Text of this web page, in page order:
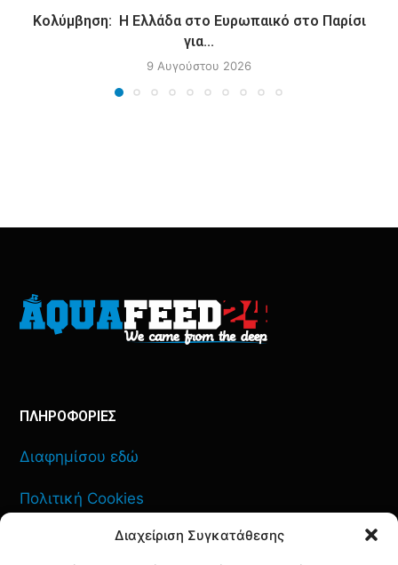
Διαχείριση Συγκατάθεσης
Κολύμβηση: Η Ελλάδα στο Ευρωπαικό στο Παρίσι
για...
9 Αυγούστου 2026
ΠΛΗΡΟΦΟΡΙΕΣ
Διαφημίσου εδώ
Πολιτική Cookies